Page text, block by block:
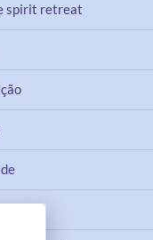
spirit retreat